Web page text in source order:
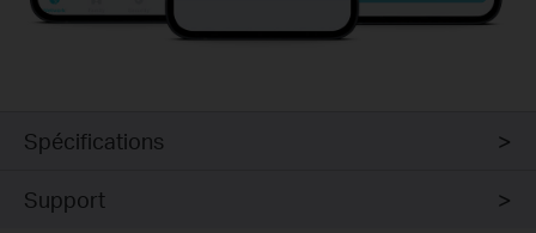
Spécifications
Support